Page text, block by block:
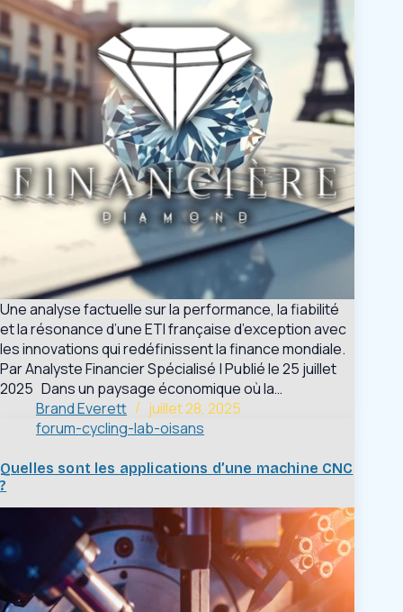
Une analyse factuelle sur la performance, la fiabilité
et la résonance d’une ETI française d’exception avec
les innovations qui redéfinissent la finance mondiale.
Par Analyste Financier Spécialisé | Publié le 25 juillet
2025 Dans un paysage économique où la…
Brand Everett
juillet 28, 2025
forum-cycling-lab-oisans
Quelles sont les applications d’une machine CNC
?